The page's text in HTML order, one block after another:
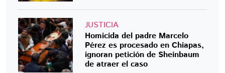
JUSTICIA
Homicida del padre Marcelo
Pérez es procesado en Chiapas,
ignoran petición de Sheinbaum
de atraer el caso